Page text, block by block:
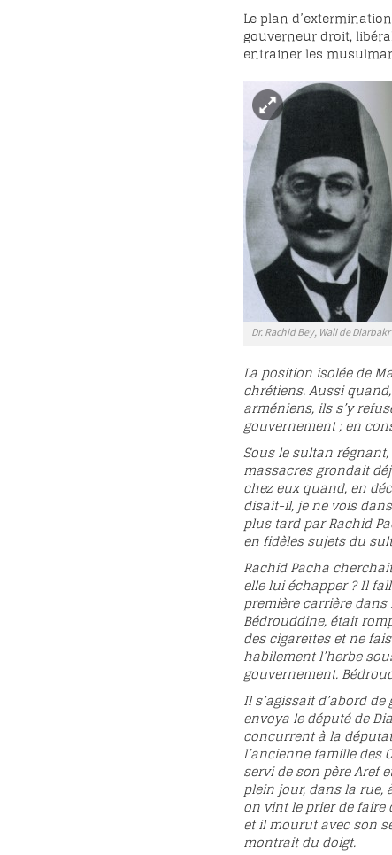
Le plan
gouverneur droit,
entrainer les
Dr. Rachid Bey, Wali de Diarbakr
La position isolée de
chrétiens. Aussi
arméniens, ils s’y
gouvernement ; en
Sous le sultan
massacres grondait
chez eux quand, en
disait-il, je ne vois
plus tard par Rachid
en fidèles sujets du
Rachid Pacha
elle lui échapper ? Il
première carrière
Bédrouddine, était
des cigarettes et ne
habilement l’herbe
gouvernement.
Il s’agissait d’abord
envoya le député de
concurrent à la
l’ancienne famille des
servi de son père Aref
plein jour, dans la rue,
on vint le prier de faire
et il mourut avec son
montrait du doigt.